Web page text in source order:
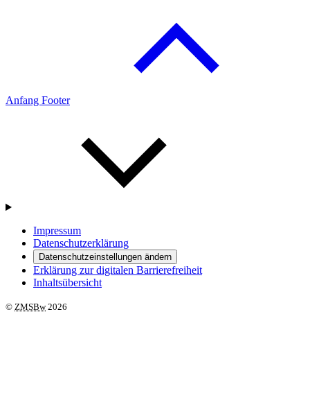
Anfang Footer
Impressum
Datenschutzerklärung
Datenschutzeinstellungen ändern
Erklärung zur digitalen Barrierefreiheit
Inhaltsübersicht
© ZMSBw2026